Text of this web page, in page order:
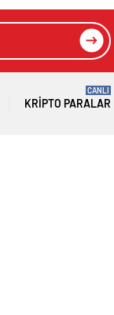
KRIPTO PARALAR
CANLI